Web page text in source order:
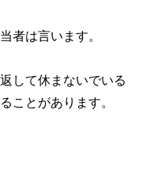
者は言います。
して休まないでいる
ことがあります。